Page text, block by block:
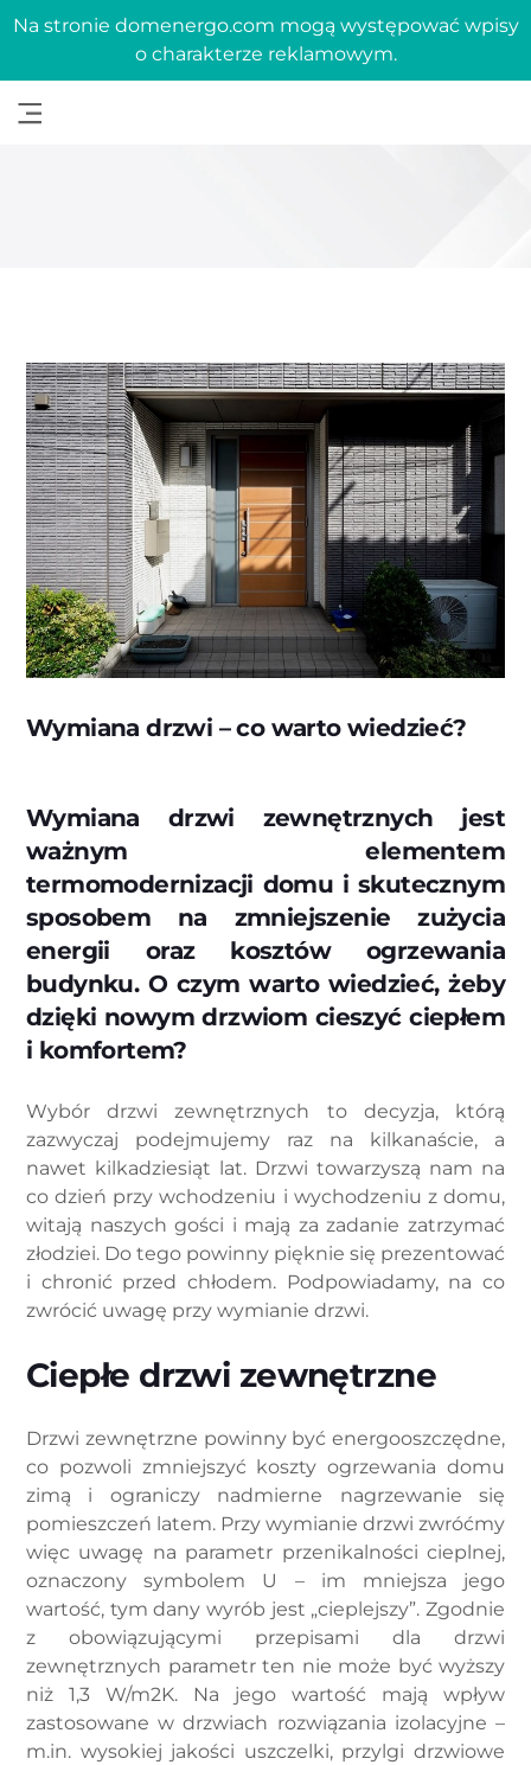
Na stronie domenergo.com mogą występować wpisy
o charakterze reklamowym.
Wymiana drzwi – co warto wiedzieć?
Wymiana drzwi zewnętrznych jest
ważnym elementem
termomodernizacji domu i skutecznym
sposobem na zmniejszenie zużycia
energii oraz kosztów ogrzewania
budynku. O czym warto wiedzieć, żeby
dzięki nowym drzwiom cieszyć ciepłem
i komfortem?
Wybór drzwi zewnętrznych to decyzja, którą
zazwyczaj podejmujemy raz na kilkanaście, a
nawet kilkadziesiąt lat. Drzwi towarzyszą nam na
co dzień przy wchodzeniu i wychodzeniu z domu,
witają naszych gości i mają za zadanie zatrzymać
złodziei. Do tego powinny pięknie się prezentować
i chronić przed chłodem. Podpowiadamy, na co
zwrócić uwagę przy wymianie drzwi.
Ciepłe drzwi zewnętrzne
Drzwi zewnętrzne powinny być energooszczędne,
co pozwoli zmniejszyć koszty ogrzewania domu
zimą i ograniczy nadmierne nagrzewanie się
pomieszczeń latem. Przy wymianie drzwi zwróćmy
więc uwagę na parametr przenikalności cieplnej,
oznaczony symbolem U – im mniejsza jego
wartość, tym dany wyrób jest „cieplejszy”. Zgodnie
z obowiązującymi przepisami dla drzwi
zewnętrznych parametr ten nie może być wyższy
niż 1,3 W/m2K. Na jego wartość mają wpływ
zastosowane w drzwiach rozwiązania izolacyjne –
m.in. wysokiej jakości uszczelki, przylgi drzwiowe